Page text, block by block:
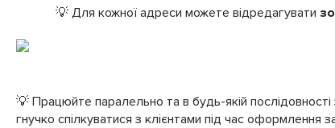
💡 Для кожної адреси можете відредагувати
💡 Працюйте паралельно та в будь-якій
гнучко спілкуватися з клієнтами під час оформлення